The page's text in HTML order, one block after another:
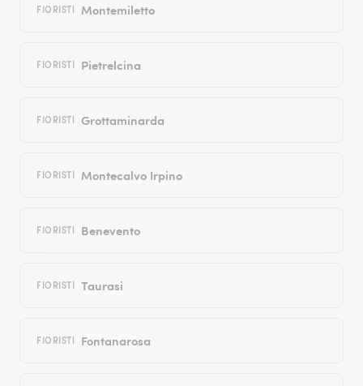
FIORISTI Montemiletto
FIORISTI Pietrelcina
FIORISTI Grottaminarda
FIORISTI Montecalvo Irpino
FIORISTI Benevento
FIORISTI Taurasi
FIORISTI Fontanarosa